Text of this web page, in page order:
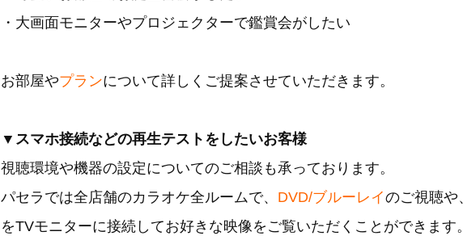
・大画面モニターやプロジェクターで鑑賞会がしたい
お部屋やプランについて詳しくご提案させていただきます。
▼スマホ接続などの再生テストをしたいお客様
視聴環境や機器の設定についてのご相談も承っております。
パセラでは全店舗のカラオケ全ルームで、 DVD/ブルーレイのご視聴や
をTVモニターに接続してお好きな映像をご覧いただくことができます